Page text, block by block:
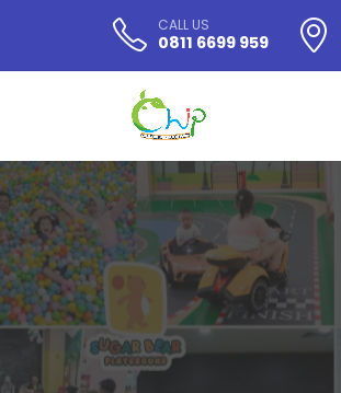
CALL US
0811 6699 959